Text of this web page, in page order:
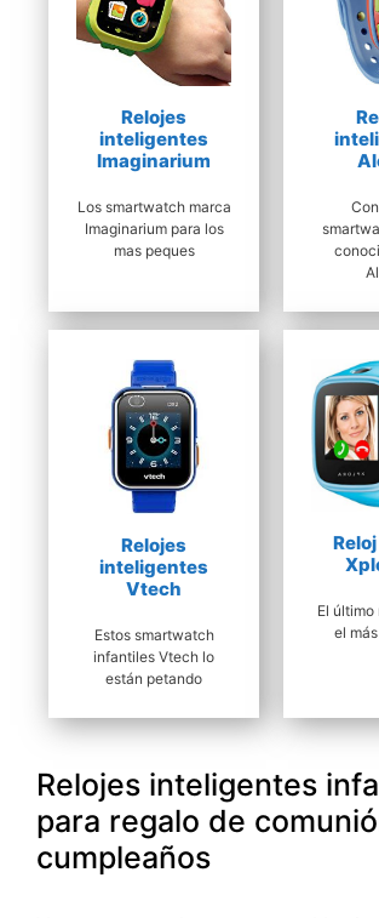
Relojes
inteligentes
Imaginarium
Los smartwatch marca
Imaginarium para los
mas peques
Relojes
inteligentes
Vtech
Estos smartwatch
infantiles Vtech lo
están petando
El
el
Relojes inteligentes
para regalo de
cumpleaños